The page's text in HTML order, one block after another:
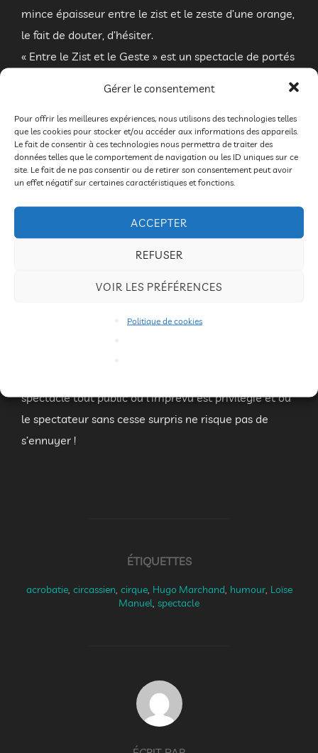
Gérer le consentement
Pour offrir les meilleures expériences, nous utilisons des technologies telles
que les cookies pour stocker et/ou accéder aux informations des appareils.
Le fait de consentir à ces technologies nous permettra de traiter des
données telles que le comportement de navigation ou les ID uniques sur ce
site. Le fait de ne pas consentir ou de retirer son consentement peut avoir
un effet négatif sur certaines caractéristiques et fonctions.
ACCEPTER
REFUSER
VOIR LES PRÉFÉRENCES
Politique de cookies
mince épaisseur entre le zist et le zeste d’une orange,
le fait de douter, d’hésiter.
« Entre le Zist et le Geste » est un spectacle de portés
deux artistes désorientés, s’adressant à tous les
publics. Le décor est planté, un tissu noir
matérialisant les coulisses, deux personnages cachés
derrière le lâchent pour se dévoiler au public, le
spectacle commence…
Les deux circassiens entrent en piste, ils viennent
faire leur numéro de portés acrobatiques, mais un
entraînant alors une succession de malentendus.
spectacle tout public où l’imprévu est privilégié et où
le spectateur sans cesse surpris ne risque pas de
s’ennuyer !
ÉTIQUETTES
acrobatie, circassien, cirque, Hugo Marchand, humour, Loïse
Manuel, spectacle
AUTEUR DE LA PUBLICATION